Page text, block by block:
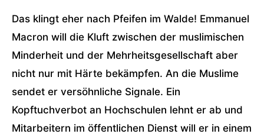
Das klingt eher nach Pfeifen im Walde! Emmanuel
Macron will die Kluft zwischen der muslimischen
Minderheit und der Mehrheitsgesellschaft aber
nicht nur mit Härte bekämpfen. An die Muslime
sendet er versöhnliche Signale. Ein
Kopftuchverbot an Hochschulen lehnt er ab und
Mitarbeitern im öffentlichen Dienst will er in einem